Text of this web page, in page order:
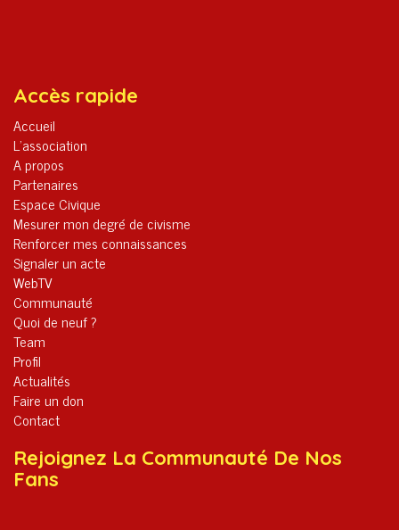
Accès rapide
Accueil
L’association
A propos
Partenaires
Espace Civique
Mesurer mon degré de civisme
Renforcer mes connaissances
Signaler un acte
WebTV
Communauté
Quoi de neuf ?
Team
Profil
Actualités
Faire un don
Contact
Rejoignez La Communauté De Nos
Fans